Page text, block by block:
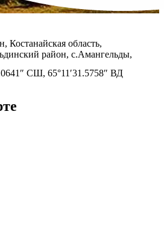
Костанайская область,
район, с.Амангельды,
СШ, 65°11′31.5758″ ВД